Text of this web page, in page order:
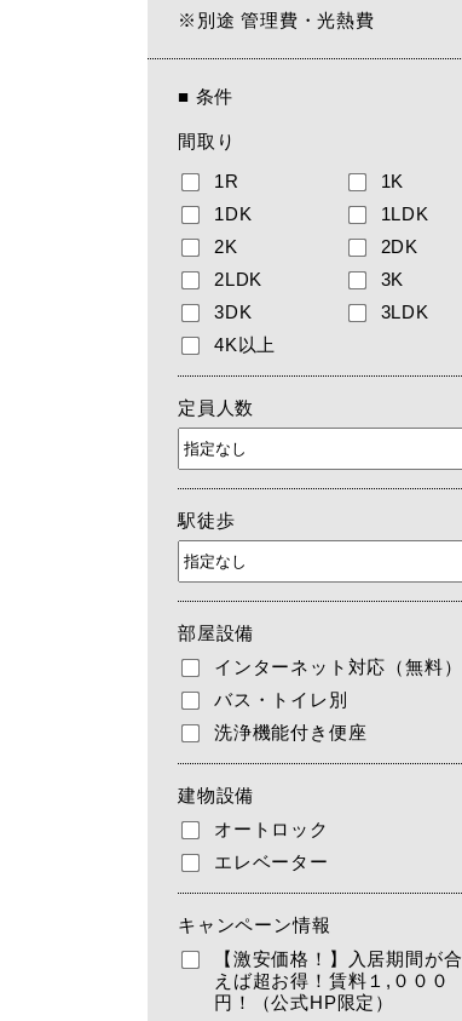
※別途 管理費・光熱費
■ 条件
間取り
1R
1K
1DK
1LDK
2K
2DK
2LDK
3K
3DK
3LDK
4K以上
定員人数
駅徒歩
部屋設備
インターネット対応（無料）
バス・トイレ別
洗浄機能付き便座
建物設備
オートロック
エレベーター
キャンペーン情報
【激安価格！】入居期間が合
えば超お得！賃料１,０００
円！（公式HP限定）